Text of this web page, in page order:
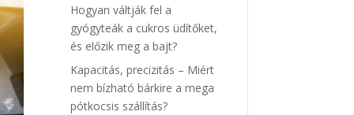
Hogyan váltják fel a
gyógyteák a cukros üdítőket,
és előzik meg a bajt?
Kapacitás, precizitás – Miért
nem bízható bárkire a mega
pótkocsis szállítás?